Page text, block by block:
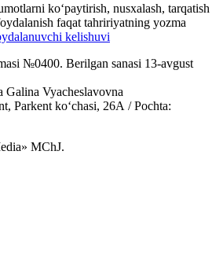
ko‘paytirish, nusxalash, tarqatish
faqat tahririyatning yozma
kelishuvi
№0400. Berilgan sanasi 13-avgust
Galina Vyacheslavovna
Parkent ko‘chasi, 26А / Pochta:
MChJ.